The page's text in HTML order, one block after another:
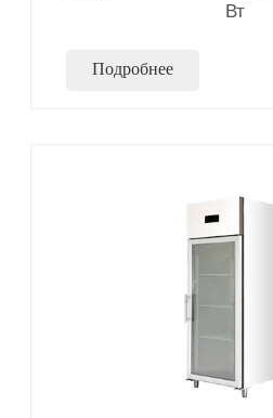
Вт
Подробнее